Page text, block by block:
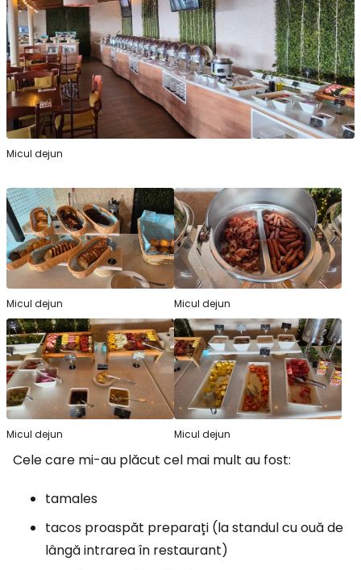
Micul dejun
Micul dejun Micul dejun
Micul dejun Micul dejun
Cele care mi-au plăcut cel mai mult au fost:
tamales
tacos proaspăt preparați (la standul cu ouă de
lângă intrarea în restaurant)